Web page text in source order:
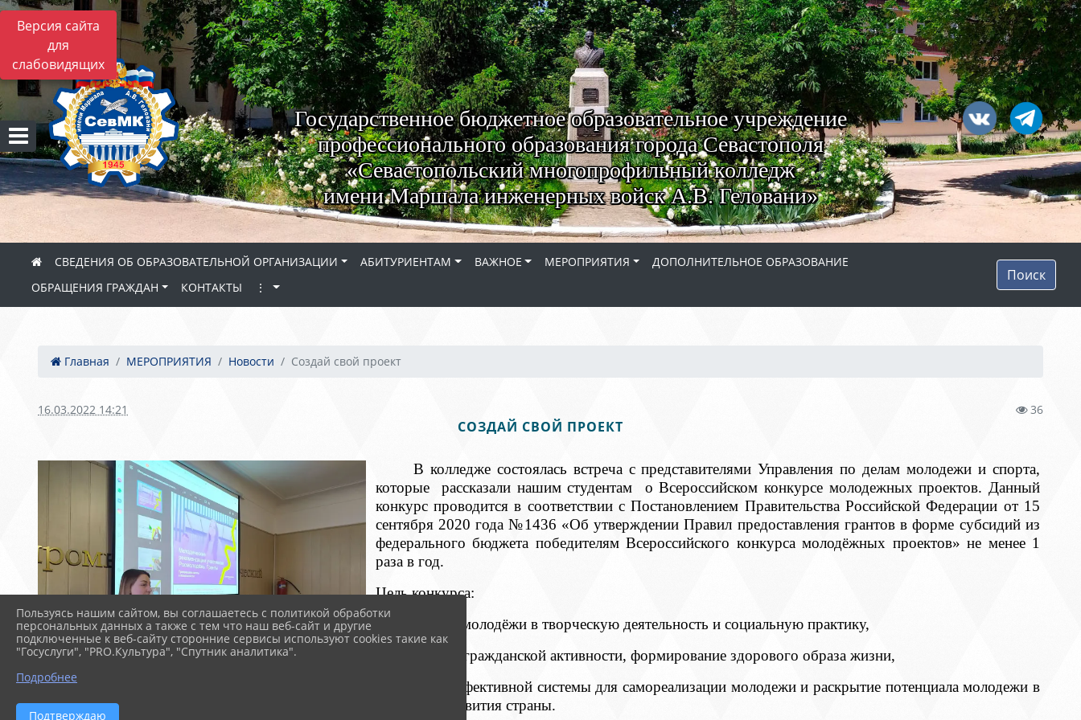
Версия сайта
для
слабовидящих
Государственное бюджетное образовательное учреждение
профессионального образования города Севастополя
«Севастопольский многопрофильный колледж
имени Маршала инженерных войск А.В. Геловани»
СВЕДЕНИЯ ОБ ОБРАЗОВАТЕЛЬНОЙ ОРГАНИЗАЦИИ АБИТУРИЕНТАМ ВАЖНОЕ МЕРОПРИЯТИЯ
ДОПОЛНИТЕЛЬНОЕ ОБРАЗОВАНИЕ
ОБРАЩЕНИЯ ГРАЖДАН
КОНТАКТЫ ⋮
Поиск
Главная МЕРОПРИЯТИЯ Новости Создай свой проект
16.03.2022 14:21 36
СОЗДАЙ СВОЙ ПРОЕКТ
В колледже состоялась встреча с представителями Управления по делам молодежи и спорта,
которые рассказали нашим студентам о Всероссийском конкурсе молодежных проектов. Данный
конкурс проводится в соответствии с Постановлением Правительства Российской Федерации от 15
сентября 2020 года №1436 «Об утверждении Правил предоставления грантов в форме субсидий из
федерального бюджета победителям Всероссийского конкурса молодёжных проектов» не менее 1
раза в год.
Цель конкурса:
- вовлечение молодёжи в творческую деятельность и социальную практику,
- повышение гражданской активности, формирование здорового образа жизни,
- создание эффективной системы для самореализации молодежи и раскрытие потенциала молодежи в
интересах развития страны.
Пользуясь нашим сайтом, вы соглашаетесь с политикой обработки
персональных данных а также с тем что наш веб-сайт и другие
подключенные к веб-сайту сторонние сервисы используют cookies такие как
"Госуслуги", "PRO.Культура", "Спутник аналитика".
Подробнее
Подтверждаю